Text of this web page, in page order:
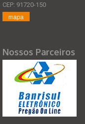
CEP: 91720-150
mapa
Nossos Parceiros